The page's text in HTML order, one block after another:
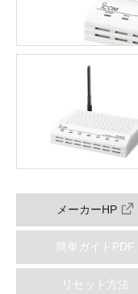
メーカーHP
簡単ガイドPDF
リセット方法